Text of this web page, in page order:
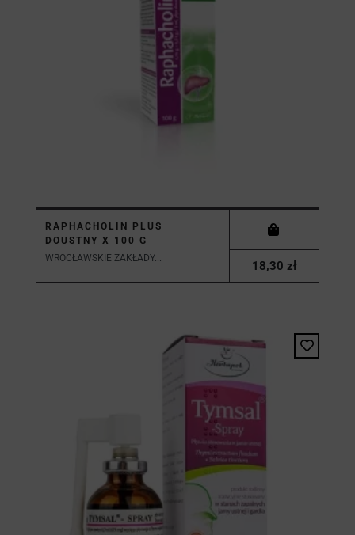
RAPHACHOLIN PLUS
DOUSTNY X 100 G
WROCŁAWSKIE ZAKŁADY...
18,30 zł